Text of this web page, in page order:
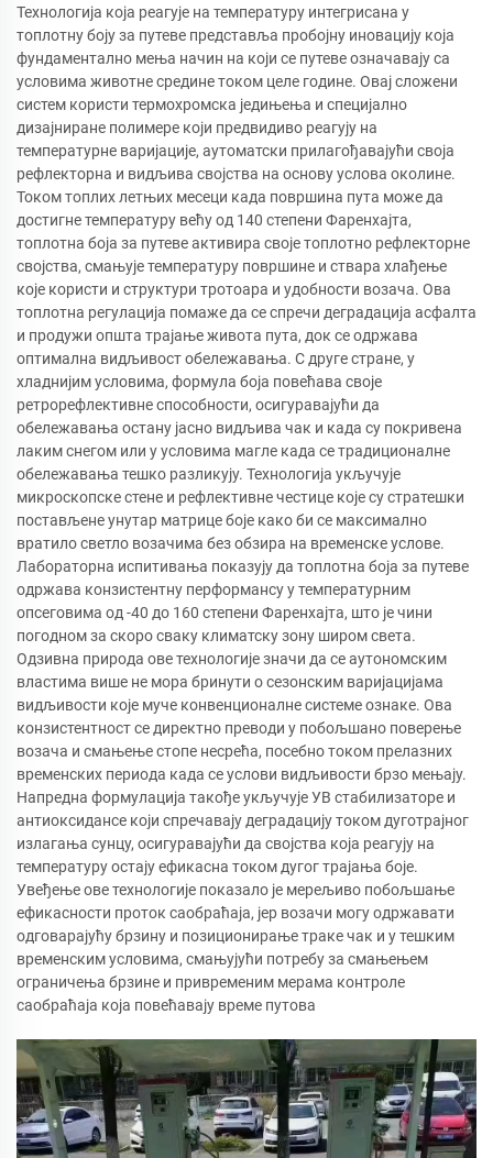
Технологија која реагује на температуру интегрисана у
топлотну боју за путеве представља пробојну иновацију која
фундаментално мења начин на који се путеве означавају са
условима животне средине током целе године. Овај сложени
систем користи термохромска једињења и специјално
дизајниране полимере који предвидиво реагују на
температурне варијације, аутоматски прилагођавајући своја
рефлекторна и видљива својства на основу услова околине.
Током топлих летњих месеци када површина пута може да
достигне температуру већу од 140 степени Фаренхајта,
топлотна боја за путеве активира своје топлотно рефлекторне
својства, смањује температуру површине и ствара хлађење
које користи и структури тротоара и удобности возача. Ова
топлотна регулација помаже да се спречи деградација асфалта
и продужи општа трајање живота пута, док се одржава
оптимална видљивост обележавања. С друге стране, у
хладнијим условима, формула боја повећава своје
ретрорефлективне способности, осигуравајући да
обележавања остану јасно видљива чак и када су покривена
лаким снегом или у условима магле када се традиционалне
обележавања тешко разликују. Технологија укључује
микроскопске стене и рефлективне честице које су стратешки
постављене унутар матрице боје како би се максимално
вратило светло возачима без обзира на временске услове.
Лабораторна испитивања показују да топлотна боја за путеве
одржава конзистентну перформансу у температурним
опсеговима од -40 до 160 степени Фаренхајта, што је чини
погодном за скоро сваку климатску зону широм света.
Одзивна природа ове технологије значи да се аутономским
властима више не мора бринути о сезонским варијацијама
видљивости које муче конвенционалне системе ознаке. Ова
конзистентност се директно преводи у побољшано поверење
возача и смањење стопе несрећа, посебно током прелазних
временских периода када се услови видљивости брзо мењају.
Напредна формулација такође укључује УВ стабилизаторе и
антиоксидансе који спречавају деградацију током дуготрајног
излагања сунцу, осигуравајући да својства која реагују на
температуру остају ефикасна током дугог трајања боје.
Увеђење ове технологије показало је мерељиво побољшање
ефикасности проток саобраћаја, јер возачи могу одржавати
одговарајућу брзину и позиционирање траке чак и у тешким
временским условима, смањујући потребу за смањењем
ограничења брзине и привременим мерама контроле
саобраћаја која повећавају време путова